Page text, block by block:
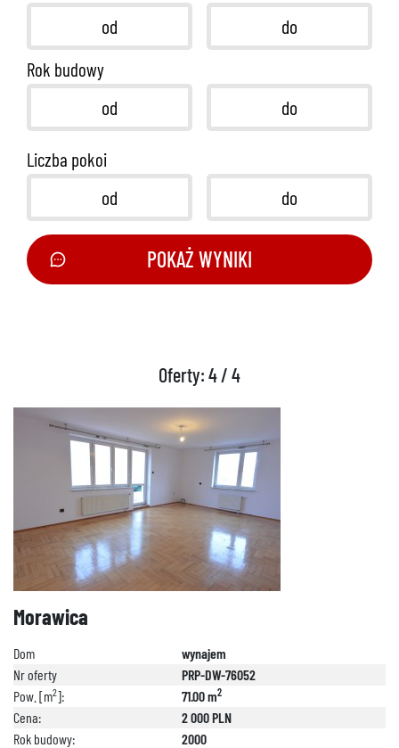
Rok budowy
Liczba pokoi
POKAŻ WYNIKI
Oferty: 4 / 4
Morawica
Dom
wynajem
Nr oferty
PRP-DW-76052
Pow. [m2]: 71.00 m2
Cena:
2 000 PLN
Rok budowy:
2000